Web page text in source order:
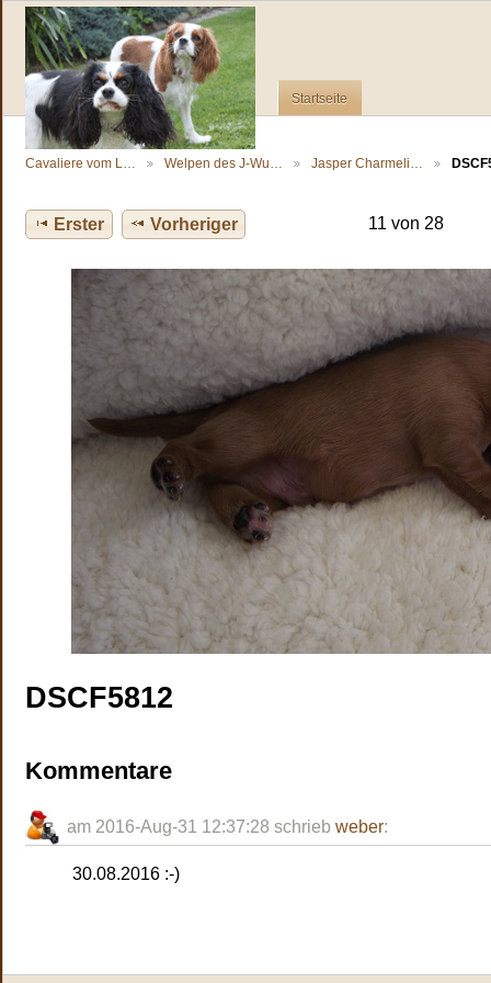
Startseite
Cavaliere vom L… Welpen des J-Wu… Jasper Charmeli…
Erster Vorheriger 11 von 28
DSCF5812
Kommentare
am 2016-Aug-31 12:37:28 schriebweber:
30.08.2016 :-)